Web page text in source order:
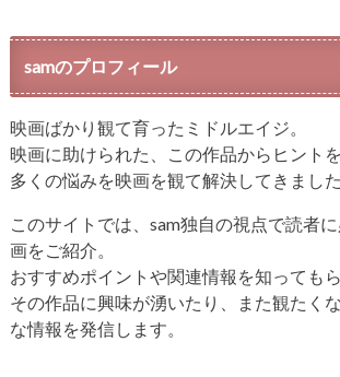
samのプロフィール
映画ばかり観て育ったミドルエイジ。
映画に助けられた、この作品からヒント
多くの悩みを映画を観て解決してきました
このサイトでは、sam独自の視点で読者
画をご紹介。
おすすめポイントや関連情報を知っても
その作品に興味が湧いたり、また観たく
な情報を発信します。